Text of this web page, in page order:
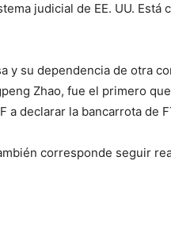
judicial de EE. UU.
y su dependencia de otra
Zhao, fue el primero
a declarar la bancarrota de
corresponde seguir